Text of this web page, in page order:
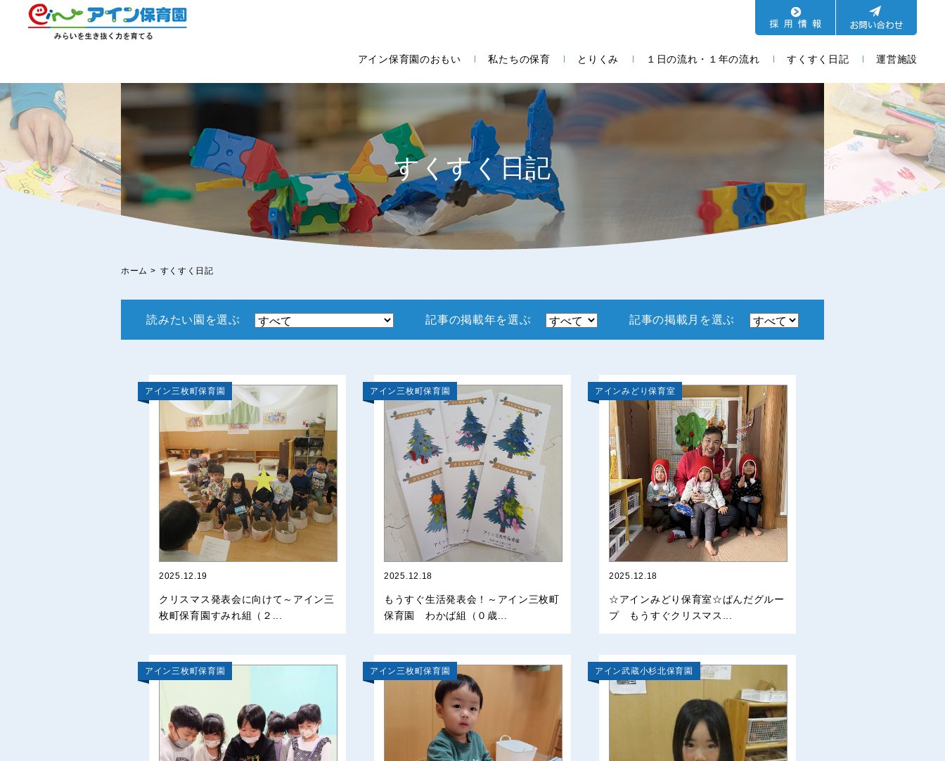
アイン保育園のおもい 私たちの保育 とりくみ １日の流れ・１年の流れ すくすく日記 運営施設
すくすく日記
ホーム > すくすく日記
読みたい園を選ぶ 記事の掲載年を選ぶ 記事の掲載月を選ぶ
アイン三枚町保育園
2025.12.19
クリスマス発表会に向けて～アイン三
枚町保育園すみれ組（２...
アイン三枚町保育園
2025.12.18
もうすぐ生活発表会！～アイン三枚町
保育園 わかば組（０歳...
アインみどり保育室
2025.12.18
☆アインみどり保育室☆ぱんだグルー
プ もうすぐクリスマス...
アイン三枚町保育園 アイン三枚町保育園 アイン武蔵小杉北保育園